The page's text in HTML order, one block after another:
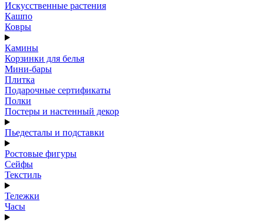
Искусственные растения
Кашпо
Ковры
Камины
Корзинки для белья
Мини-бары
Плитка
Подарочные сертификаты
Полки
Постеры и настенный декор
Пьедесталы и подставки
Ростовые фигуры
Сейфы
Текстиль
Тележки
Часы